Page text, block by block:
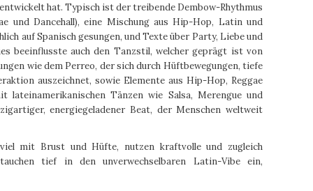
hat. Typisch istder treibende Dembow-Rhythmus
und Dancehall), eine Mischung aus Hip-Hop, Latin und
auf Spanisch gesungen, und Texte über Party, Liebe und
beeinflusste auch den Tanzstil, welcher geprägt ist von
wie dem Perreo, der sich durch Hüftbewegungen, tiefe
auszeichnet, sowie Elemente aus Hip-Hop, Reggae
lateinamerikanischen Tänzen wie Salsa, Merengue und
energiegeladener Beat, der Menschen weltweit
mit Brust und Hüfte, nutzen kraftvolle und zugleich
tief in den unverwechselbaren Latin-Vibe ein,